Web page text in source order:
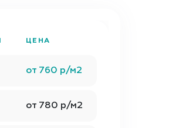
ЦЕНА
от 760 р/м2
от 780 р/м2